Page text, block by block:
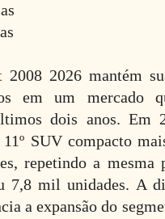
2008 2026 mantém
em um mercado
dois anos. Em
SUV compacto
repetindo a mesma
7,8 mil unidades. A
a expansão do